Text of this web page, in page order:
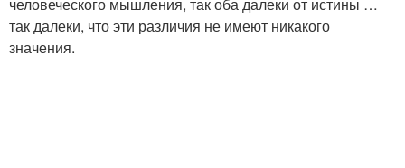
так далеки, что эти различия не имеют никакого
значения.